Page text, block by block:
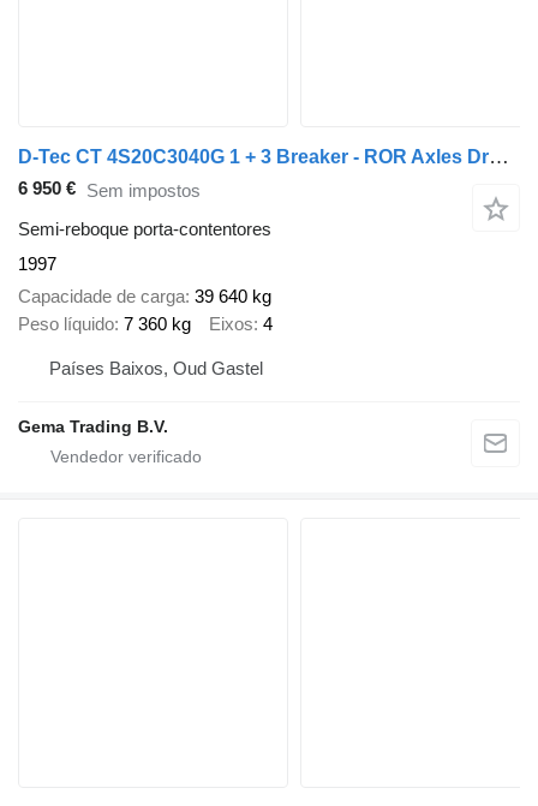
D-Tec CT 4S20C3040G 1 + 3 Breaker - ROR Axles Drum Brake
6 950 € Sem impostos
Semi-reboque porta-contentores
1997
Capacidade de carga 39 640 kg
Peso líquido 7 360 kg Eixos 4
Países Baixos, Oud Gastel
Gema Trading B.V.